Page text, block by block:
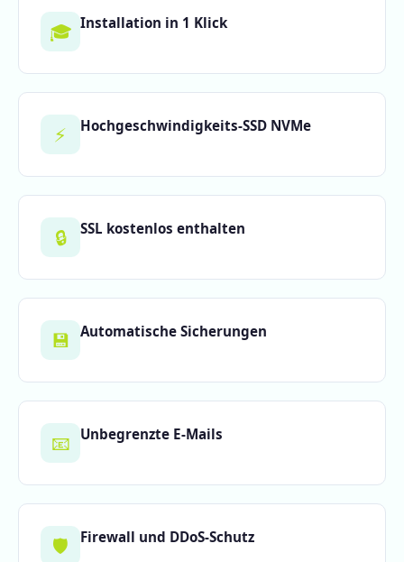
🎓 Installation in 1 Klick
⚡ Hochgeschwindigkeits-SSD NVMe
🔒 SSL kostenlos enthalten
💾 Automatische Sicherungen
📧 Unbegrenzte E-Mails
🛡️ Firewall und DDoS-Schutz